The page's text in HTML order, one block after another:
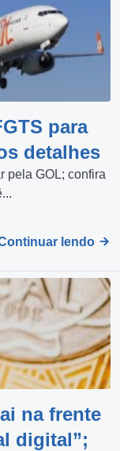
para
detalhes
pela GOL; confira
lendo
na frente
digital”;